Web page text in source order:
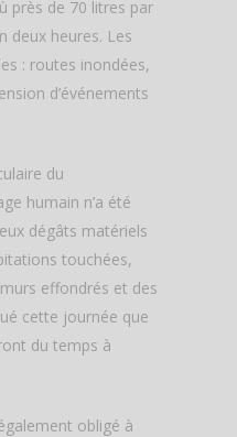
près de 70 litres par
deux heures. Les
: routes inondées,
d’événements
du
humain n’a été
dégâts matériels
touchées,
effondrés et des
cette journée que
du temps à
obligé à